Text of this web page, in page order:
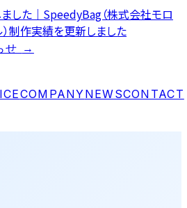
した｜SpeedyBag（株式会社モロ
制作実績を更新しました
せ →
COMPANYNEWSCONTACT